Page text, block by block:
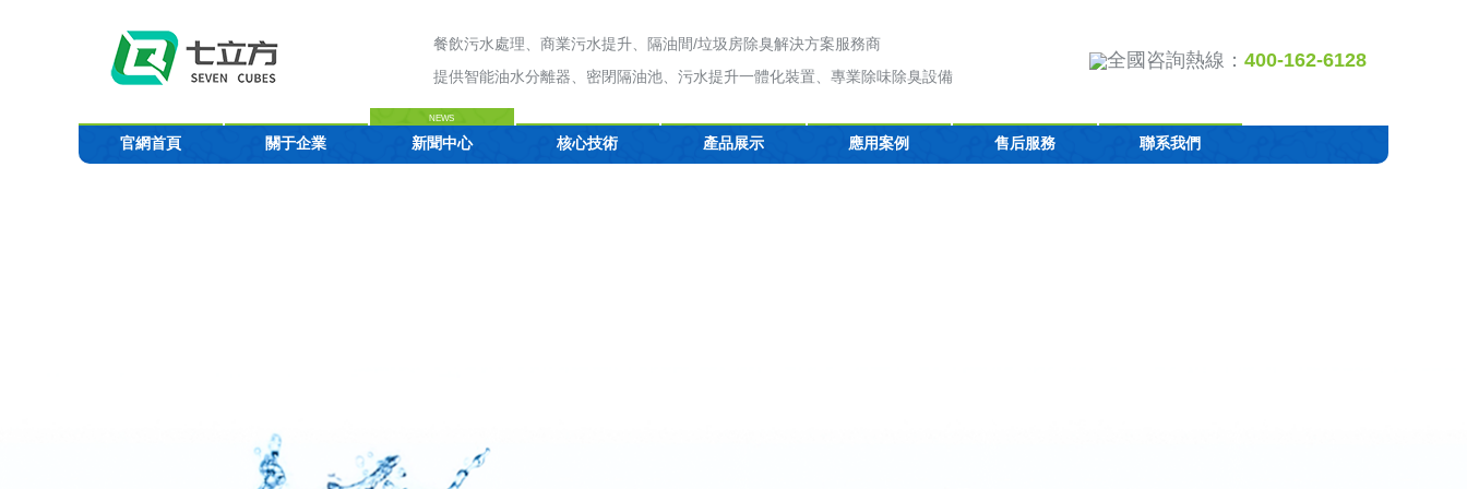
全國咨詢熱線： 400-162-6128
餐飲污水處理、商業污水提升、隔油間/垃圾房除臭解決方案服務商
提供智能油水分離器、密閉隔油池、污水提升一體化裝置、專業除味除臭設備
官網首頁 關于企業
NEWS
新聞中心 核心技術 產品展示 應用案例 售后服務 聯系我們